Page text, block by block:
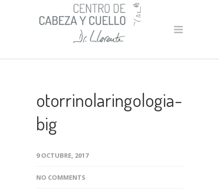
otorrinolaringologia-
big
9 OCTUBRE, 2017
NO COMMENTS